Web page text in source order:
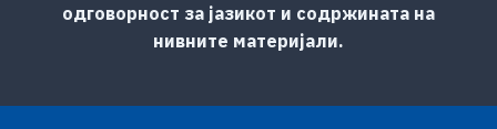
одговорност за јазикот и содржината на
нивните материјали.